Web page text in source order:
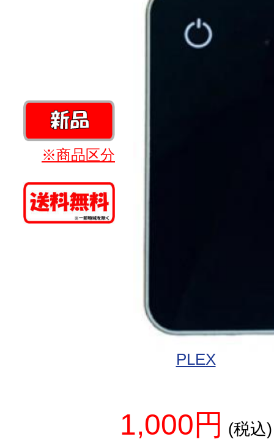
※商品区分
PLEX
1,000円 (税込)